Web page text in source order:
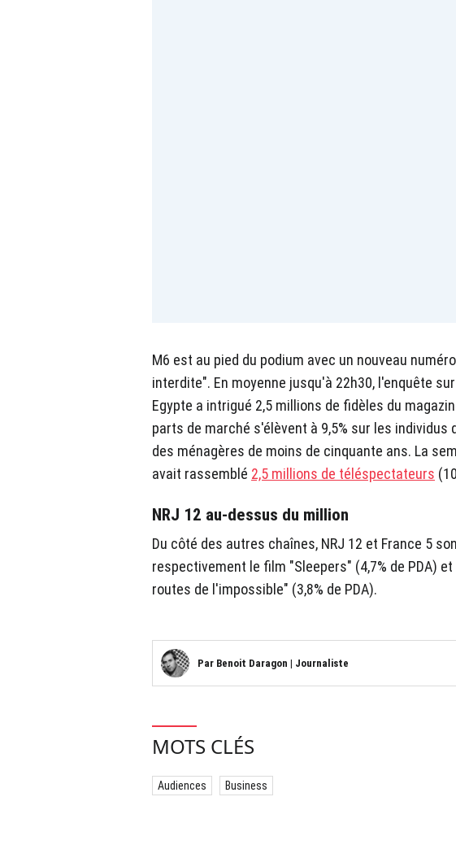
M6 est au pied du podium avec un nouveau
interdite". En moyenne jusqu'à 22h30, l'enquête
Egypte a intrigué 2,5 millions de fidèles du
parts de marché s'élèvent à 9,5% sur les individus
des ménagères de moins de cinquante ans. La
avait rassemblé 2,5 millions de téléspectateurs
NRJ 12 au-dessus du million
Du côté des autres chaînes, NRJ 12 et France 5
respectivement le film "Sleepers" (4,7% de PDA)
routes de l'impossible" (3,8% de PDA).
Par Benoit Daragon | Journaliste
MOTS CLÉS
Audiences Business